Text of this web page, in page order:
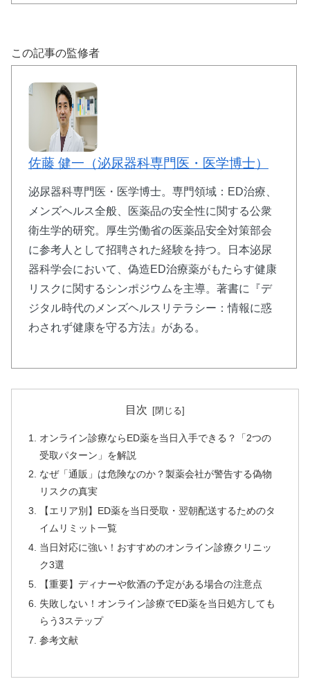
この記事の監修者
佐藤 健一（泌尿器科専門医・医学博士）
泌尿器科専門医・医学博士。専門領域：ED治療、
メンズヘルス全般、医薬品の安全性に関する公衆
衛生学的研究。厚生労働省の医薬品安全対策部会
に参考人として招聘された経験を持つ。日本泌尿
器科学会において、偽造ED治療薬がもたらす健康
リスクに関するシンポジウムを主導。著書に『デ
ジタル時代のメンズヘルスリテラシー：情報に惑
わされず健康を守る方法』がある。
目次
オンライン診療ならED薬を当日入手できる？「2つの
受取パターン」を解説
なぜ「通販」は危険なのか？製薬会社が警告する偽物
リスクの真実
【エリア別】ED薬を当日受取・翌朝配送するためのタ
イムリミット一覧
当日対応に強い！おすすめのオンライン診療クリニッ
ク3選
【重要】ディナーや飲酒の予定がある場合の注意点
失敗しない！オンライン診療でED薬を当日処方しても
らう3ステップ
参考文献